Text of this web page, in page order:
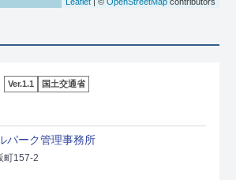
Ver.1.1 国土交通省
パーク管理事務所
町157-2